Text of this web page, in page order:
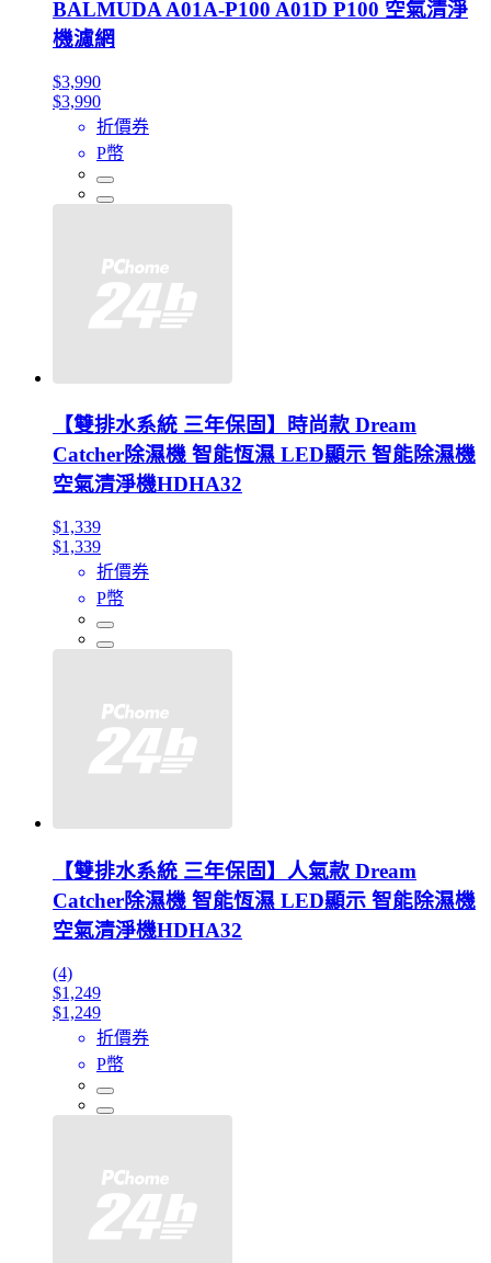
BALMUDA A01A-P100 A01D P100 空氣清淨
機濾網
$3,990
$3,990
折價券
P幣
【雙排水系統 三年保固】時尚款 Dream
Catcher除濕機 智能恆濕 LED顯示 智能除濕機
空氣清淨機HDHA32
$1,339
$1,339
折價券
P幣
【雙排水系統 三年保固】人氣款 Dream
Catcher除濕機 智能恆濕 LED顯示 智能除濕機
空氣清淨機HDHA32
(4)
$1,249
$1,249
折價券
P幣